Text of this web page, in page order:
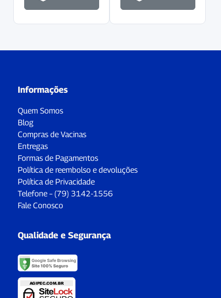
Informações
Quem Somos
Blog
Compras de Vacinas
Entregas
Formas de Pagamentos
Política de reembolso e devoluções
Política de Privacidade
Telefone – (79) 3142-1556
Fale Conosco
Qualidade e Segurança